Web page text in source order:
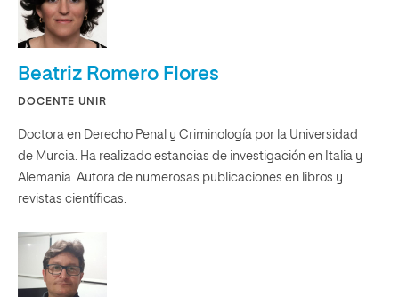
Beatriz Romero Flores
DOCENTE UNIR
Doctora en Derecho Penal y Criminología por la Universidad
de Murcia. Ha realizado estancias de investigación en Italia y
Alemania. Autora de numerosas publicaciones en libros y
revistas científicas.